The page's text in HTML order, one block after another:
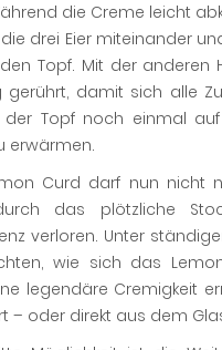
die Creme leicht
drei Eier miteinander
Topf. Mit der
gerührt, damit sich alle
der Topf noch einmal
erwärmen.
Curd darf nun nicht
das plötzliche
verloren. Unter
wie sich das
legendäre Cremigkeit
– oder direkt aus dem